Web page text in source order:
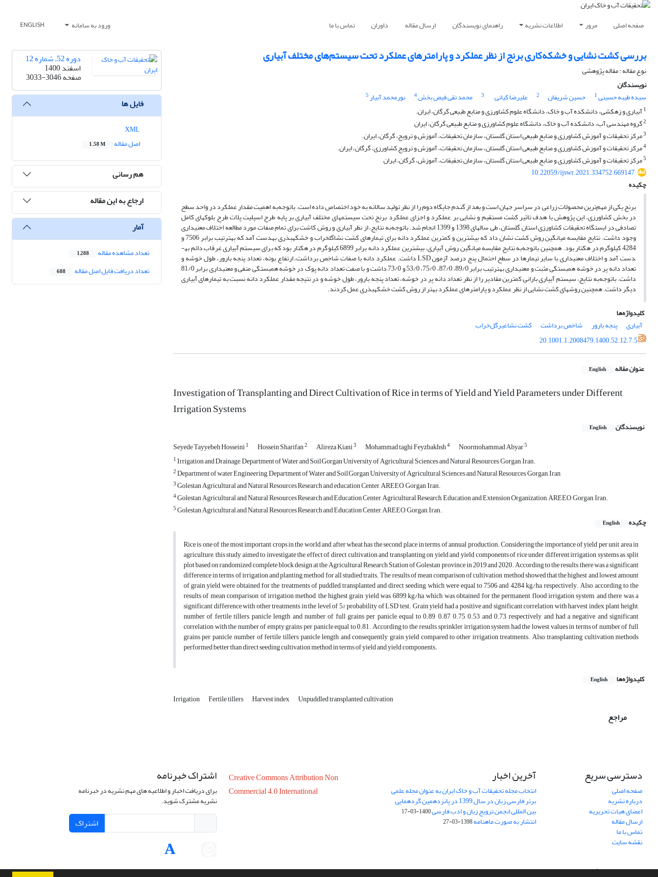
صفحه اصلی مرور اطلاعات نشریه راهنمای نویسندگان ارسال مقاله داوران تماس با ما ورود به سامانه ENGLISH
بررسی کشت نشایی و خشکه‌کاری برنج از نظر عملکرد و پارامترهای عملکرد تحت سیستم‌های مختلف آبیاری
نوع مقاله : مقاله پژوهشی
نویسندگان
سیده طیبه حسینی1 حسین شریفان 2 علیرضا کیانی 3 محمد تقی فیض بخش4 نورمحمد آبیار5
1آبیاری و زهکشی، دانشکده آب و خاک، دانشگاه علوم کشاورزی و منابع طبیعی گرگان، ایران.
2گروه مهندسی آب، دانشکده آب و خاک، دانشگاه علوم کشاورزی و منابع طبیعی گرگان، ایران
3مرکز تحقیقات و آموزش کشاورزی و منابع طبیعی استان گلستان، سازمان تحقیقات، آموزش و ترویج، گرگان، ایران.
4مرکز تحقیقات و آموزش کشاورزی و منابع طبیعی استان گلستان، سازمان تحقیقات، آموزش و ترویج کشاورزی، گرگان، ایران.
5مرکز تحقیقات و آموزش کشاورزی و منابع طبیعی استان گلستان، سازمان تحقیقات، آموزش، گرگان، ایران
10.22059/ijswr.2021.334752.669147
چکیده
برنج یکی از مهم‌ترین محصولات زراعی در سراسر جهان است و بعد از گندم جایگاه دوم را از نظر تولید سالانه به خود اختصاص داده است. باتوجه‌به اهمیت مقدار عملکرد در واحد سطح
در بخش کشاورزی، این پژوهش با هدف تاثیر کشت مستقیم و نشایی بر عملکرد و اجزای عملکرد برنج تحت سیستم­های مختلف آبیاری بر پایه طرح اسپلیت پلات طرح بلوک­های کامل
تصادفی در ایستگاه تحقیقات کشاورزی استان گلستان، طی سال­های 1398 و 1399 انجام شد. باتوجه‌به نتایج، از نظر آبیاری و روش کاشت برای تمام صفات مورد مطالعه اختلاف معنی­داری
وجود داشت. نتایج مقایسه میانگین روش کشت نشان داد که بیشترین و کمترین عملکرد دانه برای تیمارهای کشت نشاگل­خراب و خشکه­بذری به­دست آمد که به­ترتیب برابر 7506 و
4284 کیلوگرم در هکتار بود. همچنین باتوجه‌به نتایج مقایسه میانگین روش آبیاری، بیشترین عملکرد دانه برابر 6899 کیلوگرم در هکتار بود که برای سیستم آبیاری غرقاب دائم به­
دست آمد و اختلاف معنی‏داری با سایر تیمارها در سطح احتمال پنج درصد آزمون LSD داشت. عملکرد دانه با صفات شاخص برداشت، ارتفاع بوته، تعداد پنجه بارور، طول خوشه و
تعداد دانه پر در خوشه همبستگی مثبت و معنی­داری به­ترتیب برابر 89/0، 87/0، 75/0، 53/0 و 73/0 داشت و با صفت تعداد دانه پوک در خوشه همبستگی منفی و معنی­داری برابر 81/0
داشت. باتوجه‌به نتایج، سیستم آبیاری بارانی کمترین مقادیر را از نظر تعداد دانه پر در خوشه، تعداد پنجه بارور، طول خوشه و در نتیجه مقدار عملکرد دانه نسبت به تیمارهای آبیاری
دیگر داشت. همچنین روش­های کشت نشایی از نظر عملکرد و پارامترهای عملکرد بهتر از روش کشت خشکه­بذری عمل کردند.
کلیدواژه‌ها
آبیاری
پنجه بارور شاخص برداشت
کشت نشاغیرگل‌خراب
20.1001.1.2008479.1400.52.12.7.5
عنوان مقاله English
Investigation of Transplanting and Direct Cultivation of Rice in terms of Yield and Yield Parameters under Different
Irrigation Systems
نویسندگان English
Seyede Tayyebeh Hosseini1 Hossein Sharifan2 Alireza Kiani3 Mohammad taghi Feyzbakhsh4 Noormohammad Abyar5
1Irrigation and Drainage, Department of Water and Soil,Gorgan University of Agricultural Sciences and Natural Resources, Gorgan, Iran.
2Department of water Engineering, Department of Water and Soil,Gorgan University of Agricultural Sciences and Natural Resources, Gorgan, Iran
3Golestan Agricultural and Natural Resources Research and education Center, AREEO, Gorgan, Iran.
4Golestan Agricultural and Natural Resources Research and Education Center, Agricultural Research, Education and Extension Organization, AREEO, Gorgan, Iran.
5Golestan Agricultural and Natural Resources Research and Education Center, AREEO, Gorgan, Iran.
چکیده
English
Rice is one of the most important crops in the world and after wheat has the second place in terms of annual production. Considering the importance of yield per unit area in
agriculture, this study aimed to investigate the effect of direct cultivation and transplanting on yield and yield components of rice under different irrigation systems as split
plot based on randomized complete block design at the Agricultural Research Station of Golestan province in 2019 and 2020. According to the results, there was a significant
difference in terms of irrigation and planting method for all studied traits. The results of mean comparison of cultivation method showed that the highest and lowest amount
of grain yield were obtained for the treatments of puddled transplanted and direct seeding, which were equal to 7506 and 4284 kg/ha, respectively. Also, according to the
results of mean comparison of irrigation method, the highest grain yield was 6899 kg/ha, which was obtained for the permanent flood irrigation system, and there was a
significant difference with other treatments in the level of 5% probability of LSD test. Grain yield had a positive and significant correlation with harvest index, plant height,
number of fertile tillers, panicle length and number of full grains per panicle equal to 0.89, 0.87, 0.75, 0.53 and 0.73, respectively and had a negative and significant
correlation with the number of empty grains per panicle equal to 0.81. According to the results, sprinkler irrigation system had the lowest values in terms of number of full
grains per panicle, number of fertile tillers, panicle length and consequently grain yield compared to other irrigation treatments. Also, transplanting cultivation methods
performed better than direct seeding cultivation method in terms of yield and yield components.
کلیدواژه‌ها English
Irrigation Fertile tillers Harvest index Unpuddled transplanted cultivation
مراجع
دوره 52، شماره 12
اسفند 1400
صفحه3033-3046
فایل ها
اصل مقاله
1.58 M
هم رسانی
ارجاع به این مقاله
آمار
تعداد مشاهده مقاله 1,288
تعداد دریافت فایل اصل مقاله 688
دسترسی سریع
صفحه اصلی
درباره نشریه
اعضای هیات تحریریه
ارسال مقاله
تماس با ما
نقشه سایت
آخرین اخبار
انتخاب مجله تحقیقات آب و خاک ایران به عنوان مجله علمی
برتر فارسی زبان در سال 1399 در پانزدهمین گردهمایی
بین المللی انجمن ترویج زبان و ادب فارسی1400-03-17
انتشار به صورت ماهنامه1398-03-27
Creative Commons Attribution Non
Commercial 4.0 International
اشتراک خبرنامه
برای دریافت اخبار و اطلاعیه های مهم نشریه در خبرنامه
نشریه مشترک شوید.
اشتراک
سامانه مدیریت نشریات علمی.طراحی و پیاده سازی ازسیناوب